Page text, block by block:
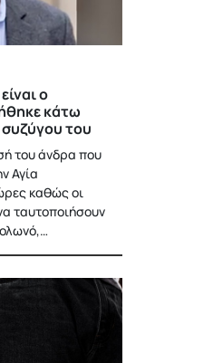
ο
κάτω
του
του άνδρα που
Αγία
καθώς οι
ταυτοποιήσουν